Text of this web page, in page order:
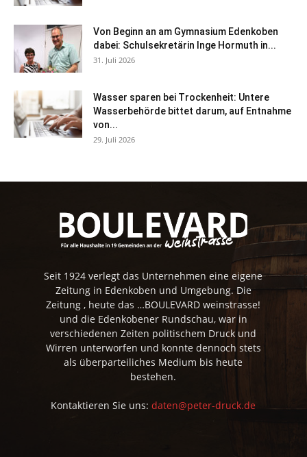
Von Beginn an am Gymnasium Edenkoben
dabei: Schulsekretärin Inge Hormuth in...
31. Juli 2026
Wasser sparen bei Trockenheit: Untere
Wasserbehörde bittet darum, auf Entnahme
von...
29. Juli 2026
Seit 1924 verlegt das Unternehmen eine eigene
Zeitung in Edenkoben und Umgebung. Die
Zeitung , heute das …BOULEVARD weinstrasse!
und die Edenkobener Rundschau, war in
verschiedenen Zeiten politischem Druck und
Wirren unterworfen und konnte dennoch stets
als überparteiliches Medium bis heute
bestehen.
Kontaktieren Sie uns:daten@peter-druck.de